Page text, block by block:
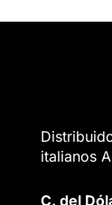
italianos
C. del